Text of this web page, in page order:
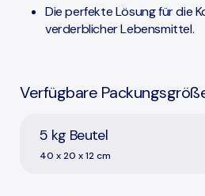
Die perfekte Lösung für die
verderblicher Lebensmittel.
Verfügbare
5 kg Beutel
40 x 20 x 12 cm